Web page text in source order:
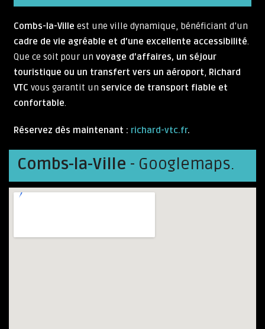
Combs-la-Ville est une ville dynamique, bénéficiant d’un
cadre de vie agréable et d’une excellente accessibilité.
Que ce soit pour un voyage d’affaires, un séjour
touristique ou un transfert vers un aéroport, Richard
VTC vous garantit un service de transport fiable et
confortable.
Réservez dès maintenant : richard-vtc.fr.
Combs-la-Ville - Googlemaps.